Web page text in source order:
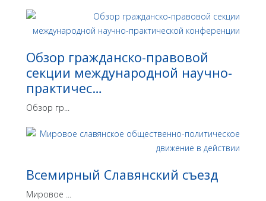
Обзор гражданско-правовой
секции международной научно-
практичес…
Обзор гр...
Всемирный Славянский съезд
Мировое ...